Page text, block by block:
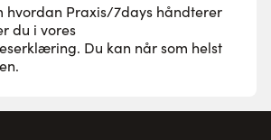
hvordan Praxis/7days håndterer
du i vores
. Du kan når som helst